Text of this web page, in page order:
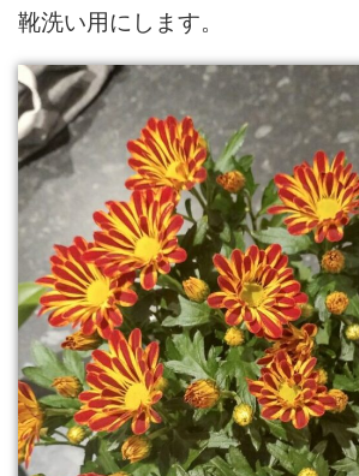
靴洗い用にします。